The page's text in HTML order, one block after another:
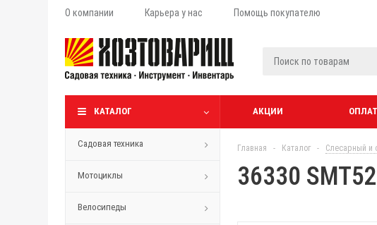
О компании Карьера у нас Помощь покупателю
КАТАЛОГ АКЦИИ
Садовая техника
Мотоциклы
Велосипеды
Главная - Каталог - Слесарный и
36330